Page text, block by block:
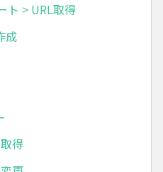
ト > URL取得
成
得